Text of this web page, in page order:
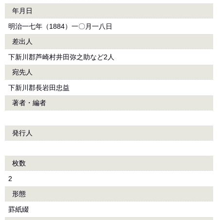
年月日
明治一七年（1884）一〇月一八日
差出人
下新川郡芦崎村井田弥之助など2人
宛先人
下新川郡長岩田忠益
著者・編者
発行人
枚数
2
形態
罫紙綴